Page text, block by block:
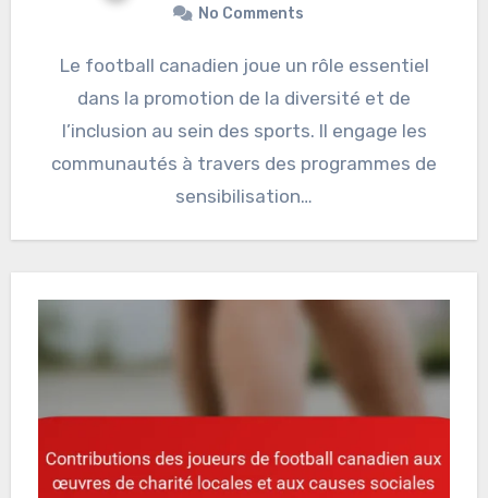
No Comments
Le football canadien joue un rôle essentiel
dans la promotion de la diversité et de
l’inclusion au sein des sports. Il engage les
communautés à travers des programmes de
sensibilisation…